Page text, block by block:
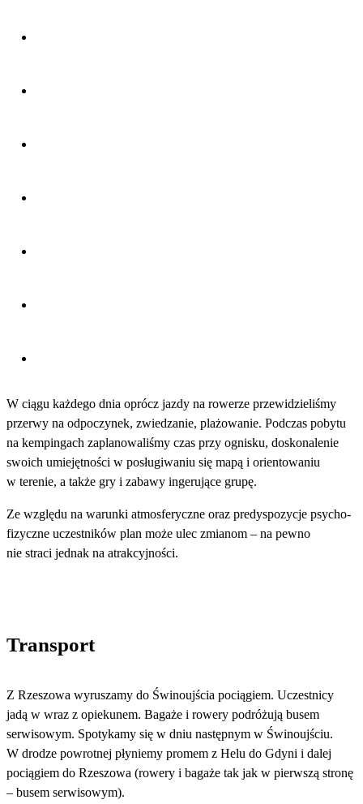
W ciągu każdego dnia oprócz jazdy na rowerze przewidzieliśmy
przerwy na odpoczynek, zwiedzanie, plażowanie. Podczas pobytu
na kempingach zaplanowaliśmy czas przy ognisku, doskonalenie
swoich umiejętności w posługiwaniu się mapą i orientowaniu
w terenie, a także gry i zabawy ingerujące grupę.
Ze względu na warunki atmosferyczne oraz predyspozycje psycho-
fizyczne uczestników plan może ulec zmianom – na pewno
nie straci jednak na atrakcyjności.
Transport
Z Rzeszowa wyruszamy do Świnoujścia pociągiem. Uczestnicy
jadą w wraz z opiekunem. Bagaże i rowery podróżują busem
serwisowym. Spotykamy się w dniu następnym w Świnoujściu.
W drodze powrotnej płyniemy promem z Helu do Gdyni i dalej
pociągiem do Rzeszowa (rowery i bagaże tak jak w pierwszą stronę
– busem serwisowym).